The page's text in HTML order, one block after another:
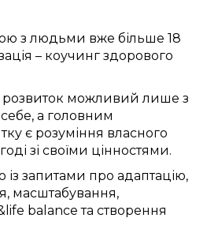
з людьми вже більше 18
– коучинг здорового
можливий лише з
а головним
є розуміння власного
зі своїми цінностями.
запитами про адаптацію,
масштабування,
balance та створення